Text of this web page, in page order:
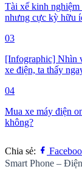
Tài xế kinh nghiệm
nhưng cực kỳ hữu
03
[Infographic] Nhìn
xe điện, ta thấy
04
Mua xe máy điện
không?
Chia sẻ:
Smart Phone –